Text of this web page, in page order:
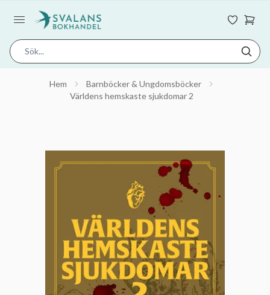
Hem
Barnböcker & Ungdomsböcker
Världens hemskaste sjukdomar 2